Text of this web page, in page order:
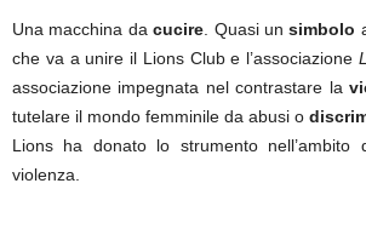
Una macchina dacucire . Quasi unsimbolo
che va a unire il Lions Club e l’associazione
associazione impegnata nel contrastare la
tutelare il mondo femminile da abusi o
Lions ha donato lo strumento nell’ambito
violenza.